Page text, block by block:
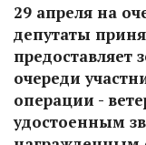
29 апреля на
депутаты
предоставляет
очереди
операции -
удостоенным